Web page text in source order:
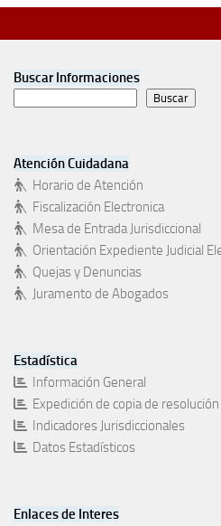
Buscar Informaciones
Buscar
Atención Cuidadana
Horario de Atención
Fiscalización Electronica
Mesa de Entrada Jurisdiccional
Orientación Expediente Judicial
Quejas y Denuncias
Juramento de Abogados
Estadística
Información General
Expedición de copia de resolución
Indicadores Jurisdiccionales
Datos Estadísticos
Enlaces de Interes